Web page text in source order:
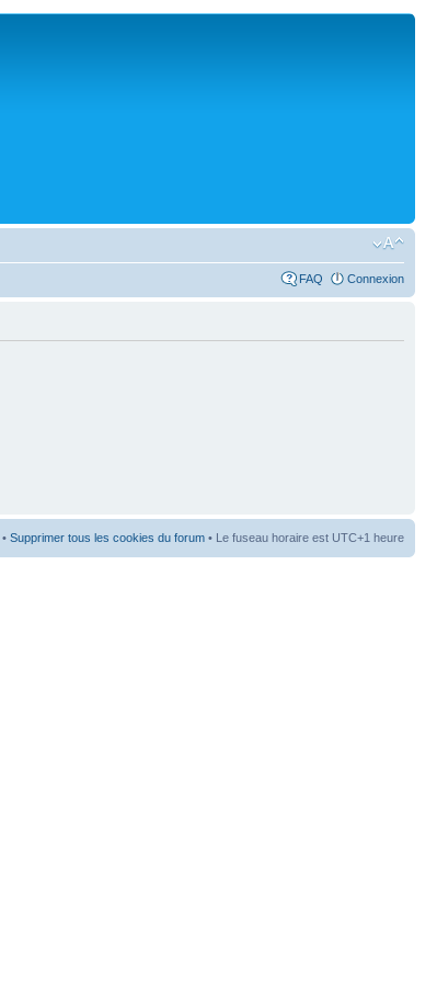
FAQ Connexion
• Supprimer tous les cookies du forum • Le fuseau horaire est UTC+1 heure